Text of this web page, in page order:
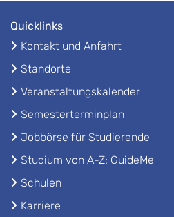
Quicklinks
Kontakt und Anfahrt
Standorte
Veranstaltungskalender
Semesterterminplan
Jobbörse für Studierende
Studium von A-Z: GuideMe
Schulen
Karriere